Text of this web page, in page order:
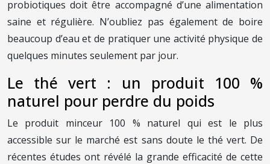
probiotiques doit être accompagné d’une alimentation
saine et régulière. N’oubliez pas également de boire
beaucoup d’eau et de pratiquer une activité physique de
quelques minutes seulement par jour.
Le thé vert : un produit 100 %
naturel pour perdre du poids
Le produit minceur 100 % naturel qui est le plus
accessible sur le marché est sans doute le thé vert. De
récentes études ont révélé la grande efficacité de cette